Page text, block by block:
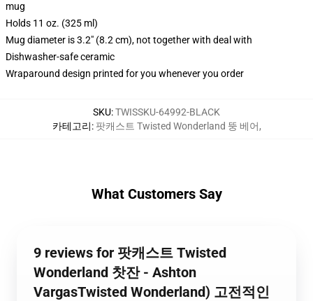
mug
Holds 11 oz. (325 ml)
Mug diameter is 3.2" (8.2 cm), not together with deal with
Dishwasher-safe ceramic
Wraparound design printed for you whenever you order
SKU:TWISSKU-64992-BLACK
카테고리: 팟캐스트 Twisted Wonderland 뚱 베어,
What Customers Say
9 reviews for 팟캐스트 Twisted
Wonderland 찻잔 - Ashton
VargasTwisted Wonderland) 고전적인